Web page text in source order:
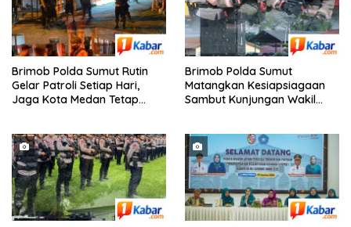
Brimob Polda Sumut Rutin
Gelar Patroli Setiap Hari,
Jaga Kota Medan Tetap
Brimob Polda Sumut
Matangkan Kesiapsiagaan
Sambut Kunjungan Wakil
Ancaman Karhutla